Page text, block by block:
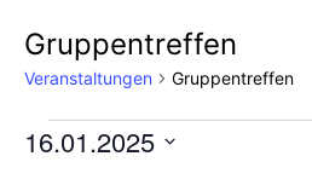
Gruppentreffen
Veranstaltungen Gruppentreffen
16.01.2025